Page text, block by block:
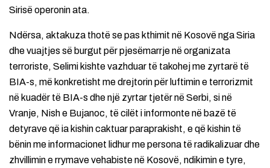
Sirisë operonin ata.
Ndërsa, aktakuza thotë se pas kthimit në Kosovë nga Siria
dhe vuajtjes së burgut për pjesëmarrje në organizata
terroriste, Selimi kishte vazhduar të takohej me zyrtarë të
BIA-s, më konkretisht me drejtorin për luftimin e terrorizmit
në kuadër të BIA-s dhe një zyrtar tjetër në Serbi, si në
Vranje, Nish e Bujanoc, të cilët i informonte në bazë të
detyrave që ia kishin caktuar paraprakisht, e që kishin të
bënin me informacionet lidhur me persona të radikalizuar dhe
zhvillimin e rrymave vehabiste në Kosovë, ndikimin e tyre,